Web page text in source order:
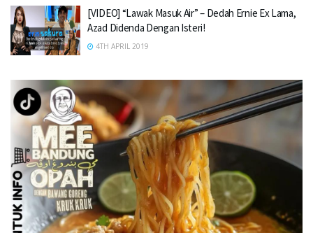
[VIDEO] “Lawak Masuk Air” – Dedah Ernie Ex Lama,
Azad Didenda Dengan Isteri!
4TH APRIL 2019